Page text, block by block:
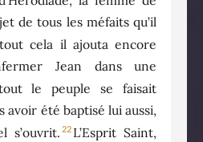
de tous les méfaits qu’il
cela il ajouta encore
Jean dans une
le peuple se faisait
avoir été baptisé lui aussi,
s’ouvrit. 22 L’Esprit Saint,